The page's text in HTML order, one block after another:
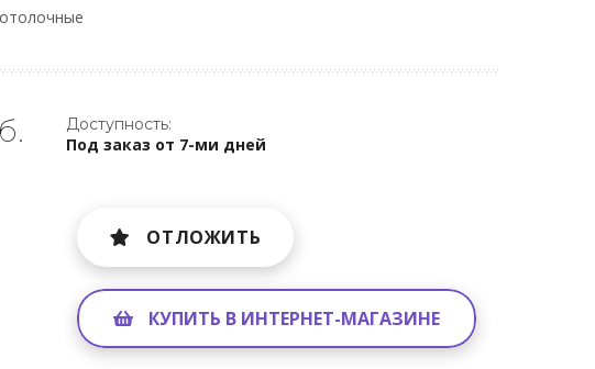
Доступность:
Под заказ от 7-ми дней
ОТЛОЖИТЬ
КУПИТЬ В ИНТЕРНЕТ-МАГАЗИНЕ